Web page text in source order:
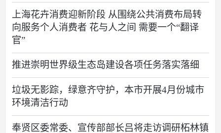
上海花卉消费迎新阶段 从围绕公共消费布局转
向服务个人消费者 花与人之间 需要一个“翻译
官”
推进崇明世界级生态岛建设各项任务落实落细
垃圾无影踪，绿意齐守护，本市开展4月份城市
环境清洁行动
奉贤区委常委、宣传部部长吕将走访调研柘林镇